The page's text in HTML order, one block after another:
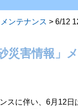
メンテナンス > 6/12
災害情報」
スに伴い、6月12日